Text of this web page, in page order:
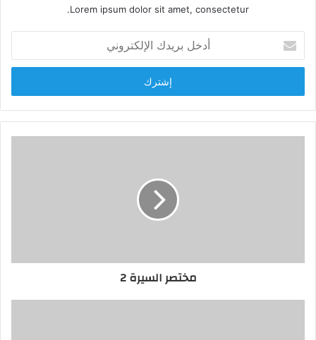
Lorem ipsum dolor sit amet, consectetur.
بريدك
الإلكتروني
مختصر السيرة 2